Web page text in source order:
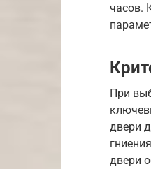
часов.
При
двери
двери